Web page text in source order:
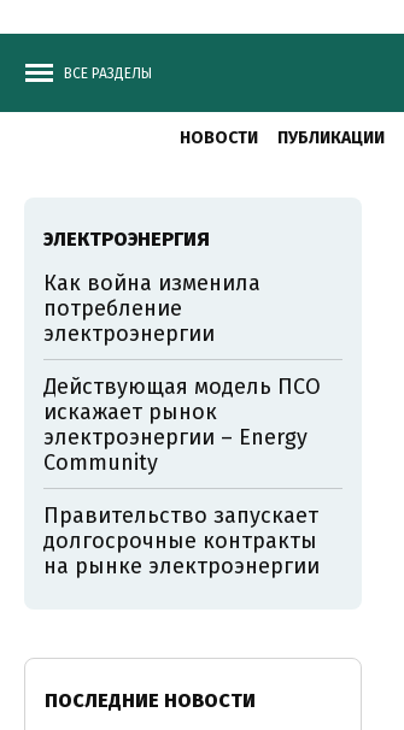
ВСЕ РАЗДЕЛЫ
НОВОСТИ ПУБЛИКАЦИИ
ЭЛЕКТРОЭНЕРГИЯ
Как война изменила
потребление
электроэнергии
Действующая модель ПСО
искажает рынок
электроэнергии – Energy
Community
Правительство запускает
долгосрочные контракты
на рынке электроэнергии
ПОСЛЕДНИЕ НОВОСТИ